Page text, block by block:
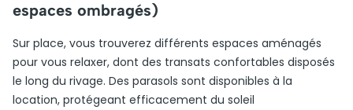
espaces ombragés)
Sur place, vous trouverez différents espaces aménagés
pour vous relaxer, dont des transats confortables disposés
le long du rivage. Des parasols sont disponibles à la
location, protégeant efficacement du soleil